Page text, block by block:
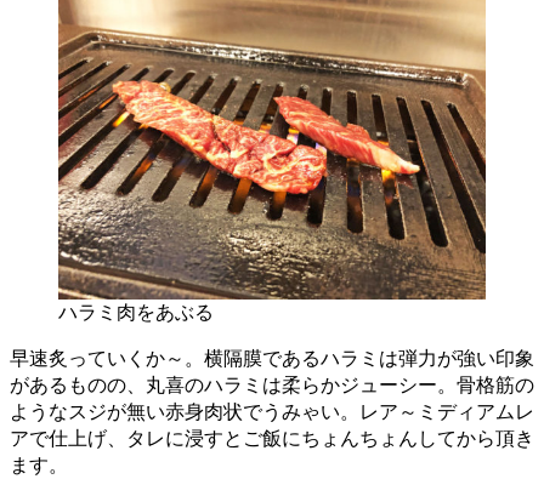
ハラミ肉をあぶる
早速炙っていくか～。横隔膜であるハラミは弾力が強い印象
があるものの、丸喜のハラミは柔らかジューシー。骨格筋の
ようなスジが無い赤身肉状でうみゃい。レア～ミディアムレ
アで仕上げ、タレに浸すとご飯にちょんちょんしてから頂き
ます。